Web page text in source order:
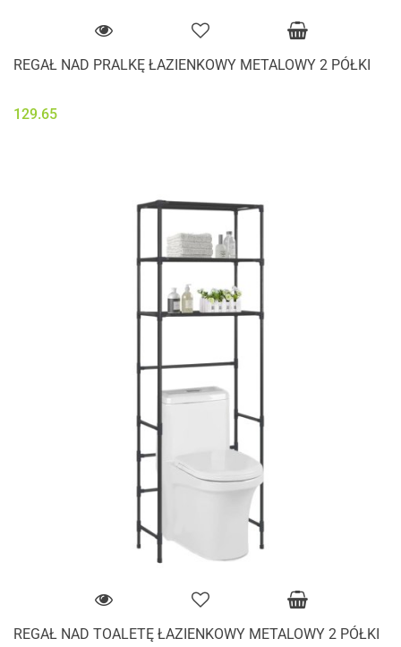
REGAŁ NAD PRALKĘ ŁAZIENKOWY METALOWY 2 PÓŁKI
129.65
REGAŁ NAD TOALETĘ ŁAZIENKOWY METALOWY 2 PÓŁKI